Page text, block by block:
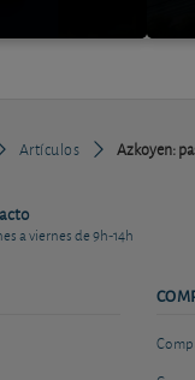
Artículos Azkoyen:
a viernes de 9h-14h